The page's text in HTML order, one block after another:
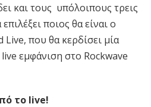
και τους υπόλοιπους τρεις
ποιος θα είναι ο
Live, που θα κερδίσει μία
εμφάνιση στο Rockwave
το live!